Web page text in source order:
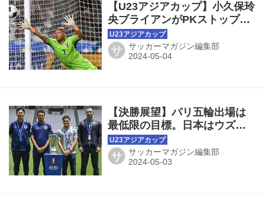
【U23アジアカップ】小久保玲
央ブライアンがPKストップ！
「あまり自信はなかった」が
「お前なら止められる、とい
う言葉を信じて」
サ サッカーマガジン編集部
【決勝展望】パリ五輪出場は
最低限の目標。日本はウズベ
キスタンに借りを返し、アジ
アの頂点に立てるか？◎U23ア
ジアカップ
サ サッカーマガジン編集部